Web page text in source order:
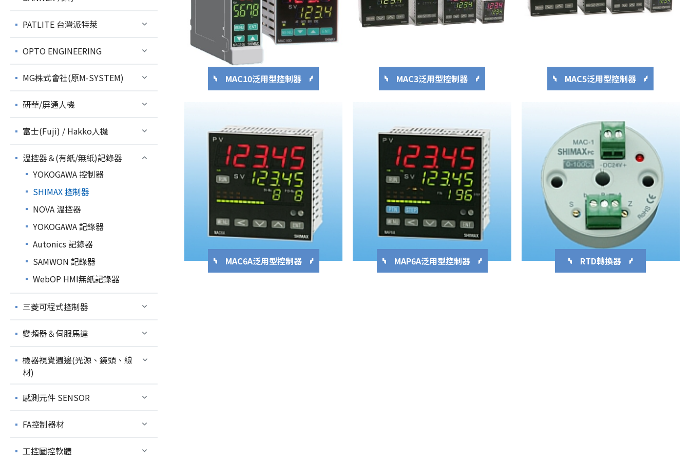
PATLITE 台灣派特萊
OPTO ENGINEERING
MG株式會社(原M-SYSTEM)
研華/屏通人機
富士(Fuji) / Hakko人機
溫控器＆(有紙/無紙)記錄器
YOKOGAWA 控制器
SHIMAX 控制器
NOVA 溫控器
YOKOGAWA 記錄器
Autonics 記錄器
SAMWON 記錄器
WebOP HMI無紙記錄器
三菱可程式控制器
變頻器＆伺服馬達
機器視覺週邊(光源、鏡頭、線
材)
感測元件 SENSOR
FA控制器材
工控圖控軟體
MAC10泛用型控制器 MAC3泛用型控制器 MAC5泛用型控制器
MAC6A泛用型控制器 MAP6A泛用型控制器 RTD轉換器